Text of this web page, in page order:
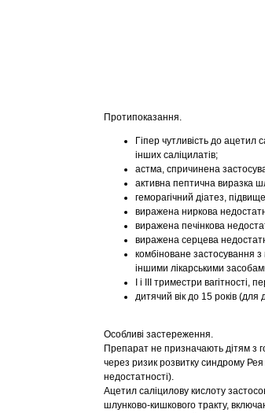
Протипоказання.
Гіпер чутливість до ацетил
інших саліцилатів;
астма, спричинена
активна пептична виразка
геморагічний діатез,
виражена ниркова
виражена печінкова
виражена серцева
комбіноване застосування
іншими лікарськими
I і ІІІ триместри вагітності,
дитячий вік до 15 років (для
Особливі застереження.
Препарат не призначають дітям з
через ризик розвитку синдрому
недостатності).
Ацетил саліцилову кислоту
шлунково-кишкового тракту,